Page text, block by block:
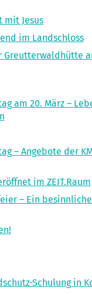
mit Jesus
im Landschloss
Greutterwaldhütte
am 20. März –
– Angebote der
im ZEIT.Raum
– Ein
Schulung in